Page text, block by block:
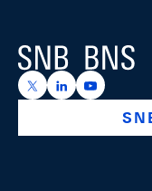
Logo
https://x.com/
https://https://